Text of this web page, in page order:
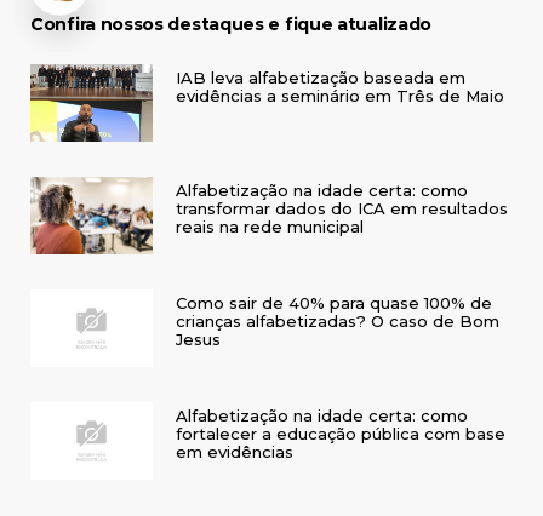
Confira nossos destaques e fique atualizado
IAB leva alfabetização baseada em
evidências a seminário em Três de Maio
Alfabetização na idade certa: como
transformar dados do ICA em resultados
reais na rede municipal
Como sair de 40% para quase 100% de
crianças alfabetizadas? O caso de Bom
Jesus
Alfabetização na idade certa: como
fortalecer a educação pública com base
em evidências